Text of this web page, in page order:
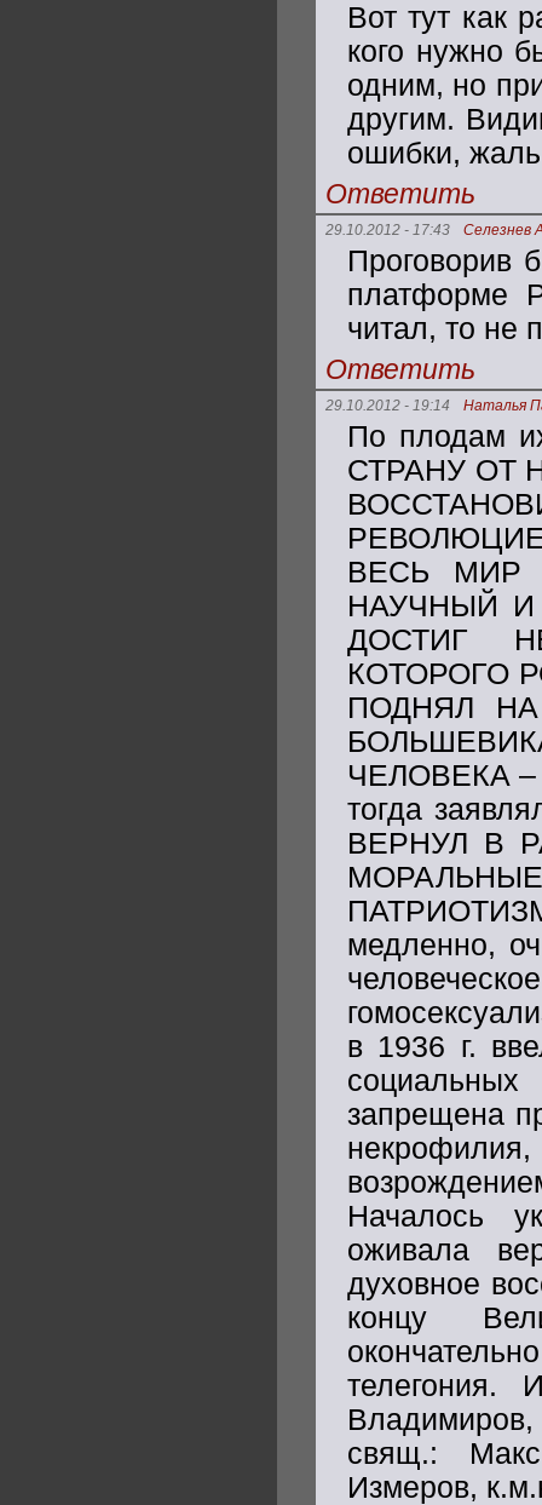
Вот тут как
кого нужно
одним, но
другим.
ошибки,
Ответить
29.10.2012 - 17:43 Селезнев
Проговорив
платформе
читал, то не
Ответить
29.10.2012 - 19:14 Наталья
По плодам
СТРАНУ ОТ
ВЕСЬ МИР
НАУЧНЫЙ
ДОСТИГ
КОТОРОГО
ПОДНЯЛ
ЧЕЛОВЕКА –
тогда
ВЕРНУЛ В
медленно,
в 1936 г.
запрещена
Началось
оживала
духовное
концу
телегония.
Владимиров,
свящ.:
Измеров,